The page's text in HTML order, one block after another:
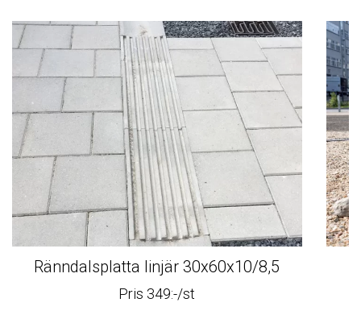
Ränndalsplatta linjär 30x60x10/8,5
Pris 349:-/st